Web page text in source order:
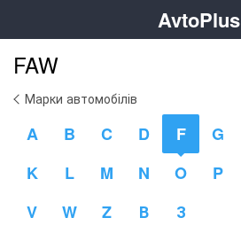
AvtoPlus
FAW
Марки автомобілів
A B C D F G
K
L M N O P
V
W Z В З